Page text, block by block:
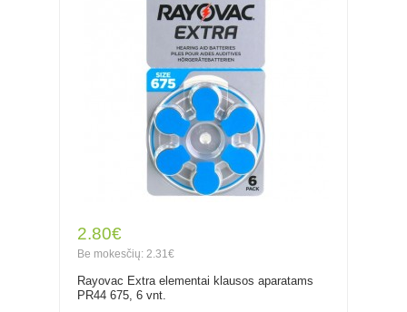
2.80€
Be mokesčių: 2.31€
Rayovac Extra elementai klausos aparatams
PR44 675, 6 vnt.